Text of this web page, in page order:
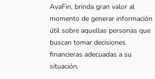
AvaFin, brinda gran valor al
momento de generar información
útil sobre aquellas personas que
buscan tomar decisiones
financieras adecuadas a su
situación.